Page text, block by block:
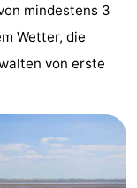
mindestens 3
Wetter, die
von erste